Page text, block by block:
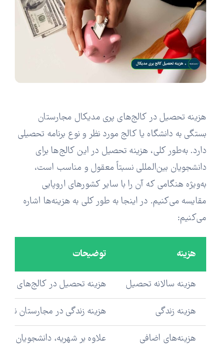
هزینه تحصیل در کالج‌های پری مدیکال مجارستان
بستگی به دانشگاه یا کالج مورد نظر و نوع برنامه تحصیلی
دارد. به‌طور کلی، هزینه تحصیل در این کالج‌ها برای
دانشجویان بین‌المللی نسبتاً معقول و مناسب است،
به‌ویژه هنگامی که آن را با سایر کشورهای اروپایی
مقایسه می‌کنیم. در اینجا به طور کلی به هزینه‌ها اشاره
می‌کنیم:
هزینه توضیحات
هزینه سالانه تحصیل هزینه تحصیل در کالج‌های پری مدیکال مجارستان برای دانشجویان
هزینه زندگی هزینه زندگی در مجارستان نیز به نسبت
هزینه‌های اضافی علاوه بر شهریه، دانشجویان باید